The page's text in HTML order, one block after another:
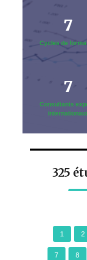
7
Cycles de
7
Consultants
325
1
2
7 8